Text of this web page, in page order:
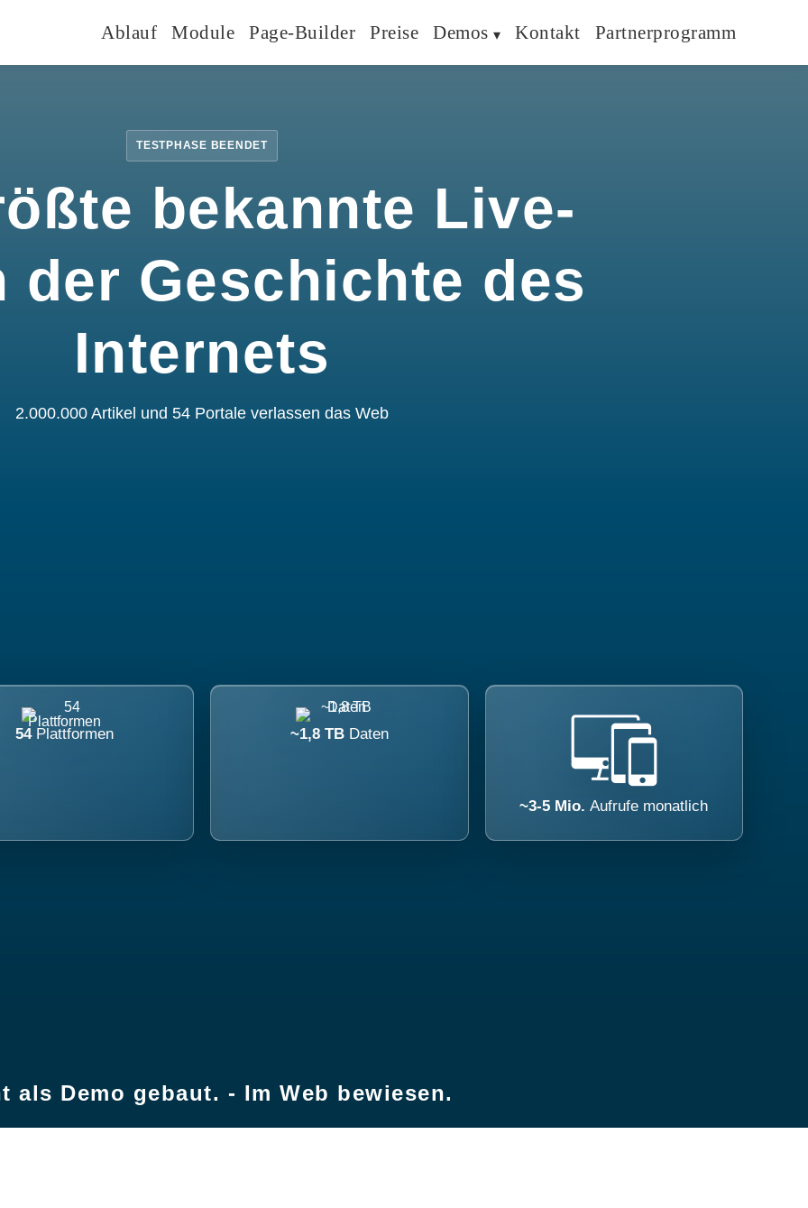
Ablauf Module Page-Builder Preise Demos Kontakt Partnerprogramm
TESTPHASE BEENDET
bekannte Live-
der Geschichte des
Internets
2.000.000 Artikel und 54 Portale verlassen das Web
54 Plattformen ~1,8 TB Daten
~3-5 Mio.Aufrufe monatlich
als Demo gebaut. - Im Web bewiesen.